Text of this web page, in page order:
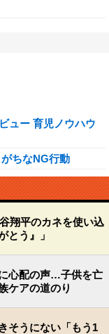
ュー 育児ノウハウ
ちなNG行動
翔平のカネを使い込
とう』」
心配の声…子供を亡
ケアの道のり
そうにない「もう1